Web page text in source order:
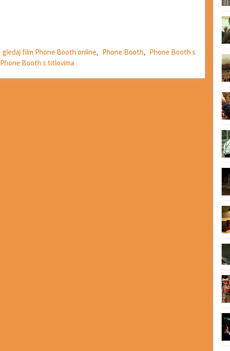
gledaj film Phone Booth online, Phone Booth, Phone Booth s
Phone Booth s titlovima